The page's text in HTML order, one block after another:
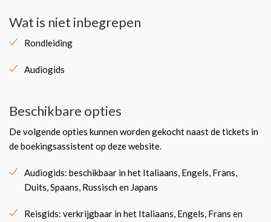
Wat is niet inbegrepen
Rondleiding
Audiogids
Beschikbare opties
De volgende opties kunnen worden gekocht naast de tickets in
de boekingsassistent op deze website.
Audiogids: beschikbaar in het Italiaans, Engels, Frans,
Duits, Spaans, Russisch en Japans
Reisgids: verkrijgbaar in het Italiaans, Engels, Frans en